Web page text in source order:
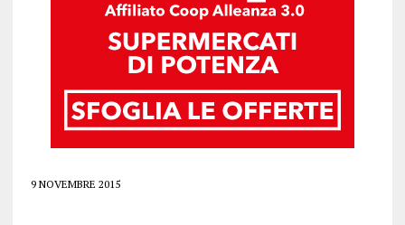
9 NOVEMBRE 2015